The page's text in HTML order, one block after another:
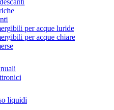
per acque luride
per acque chiare
liquidi